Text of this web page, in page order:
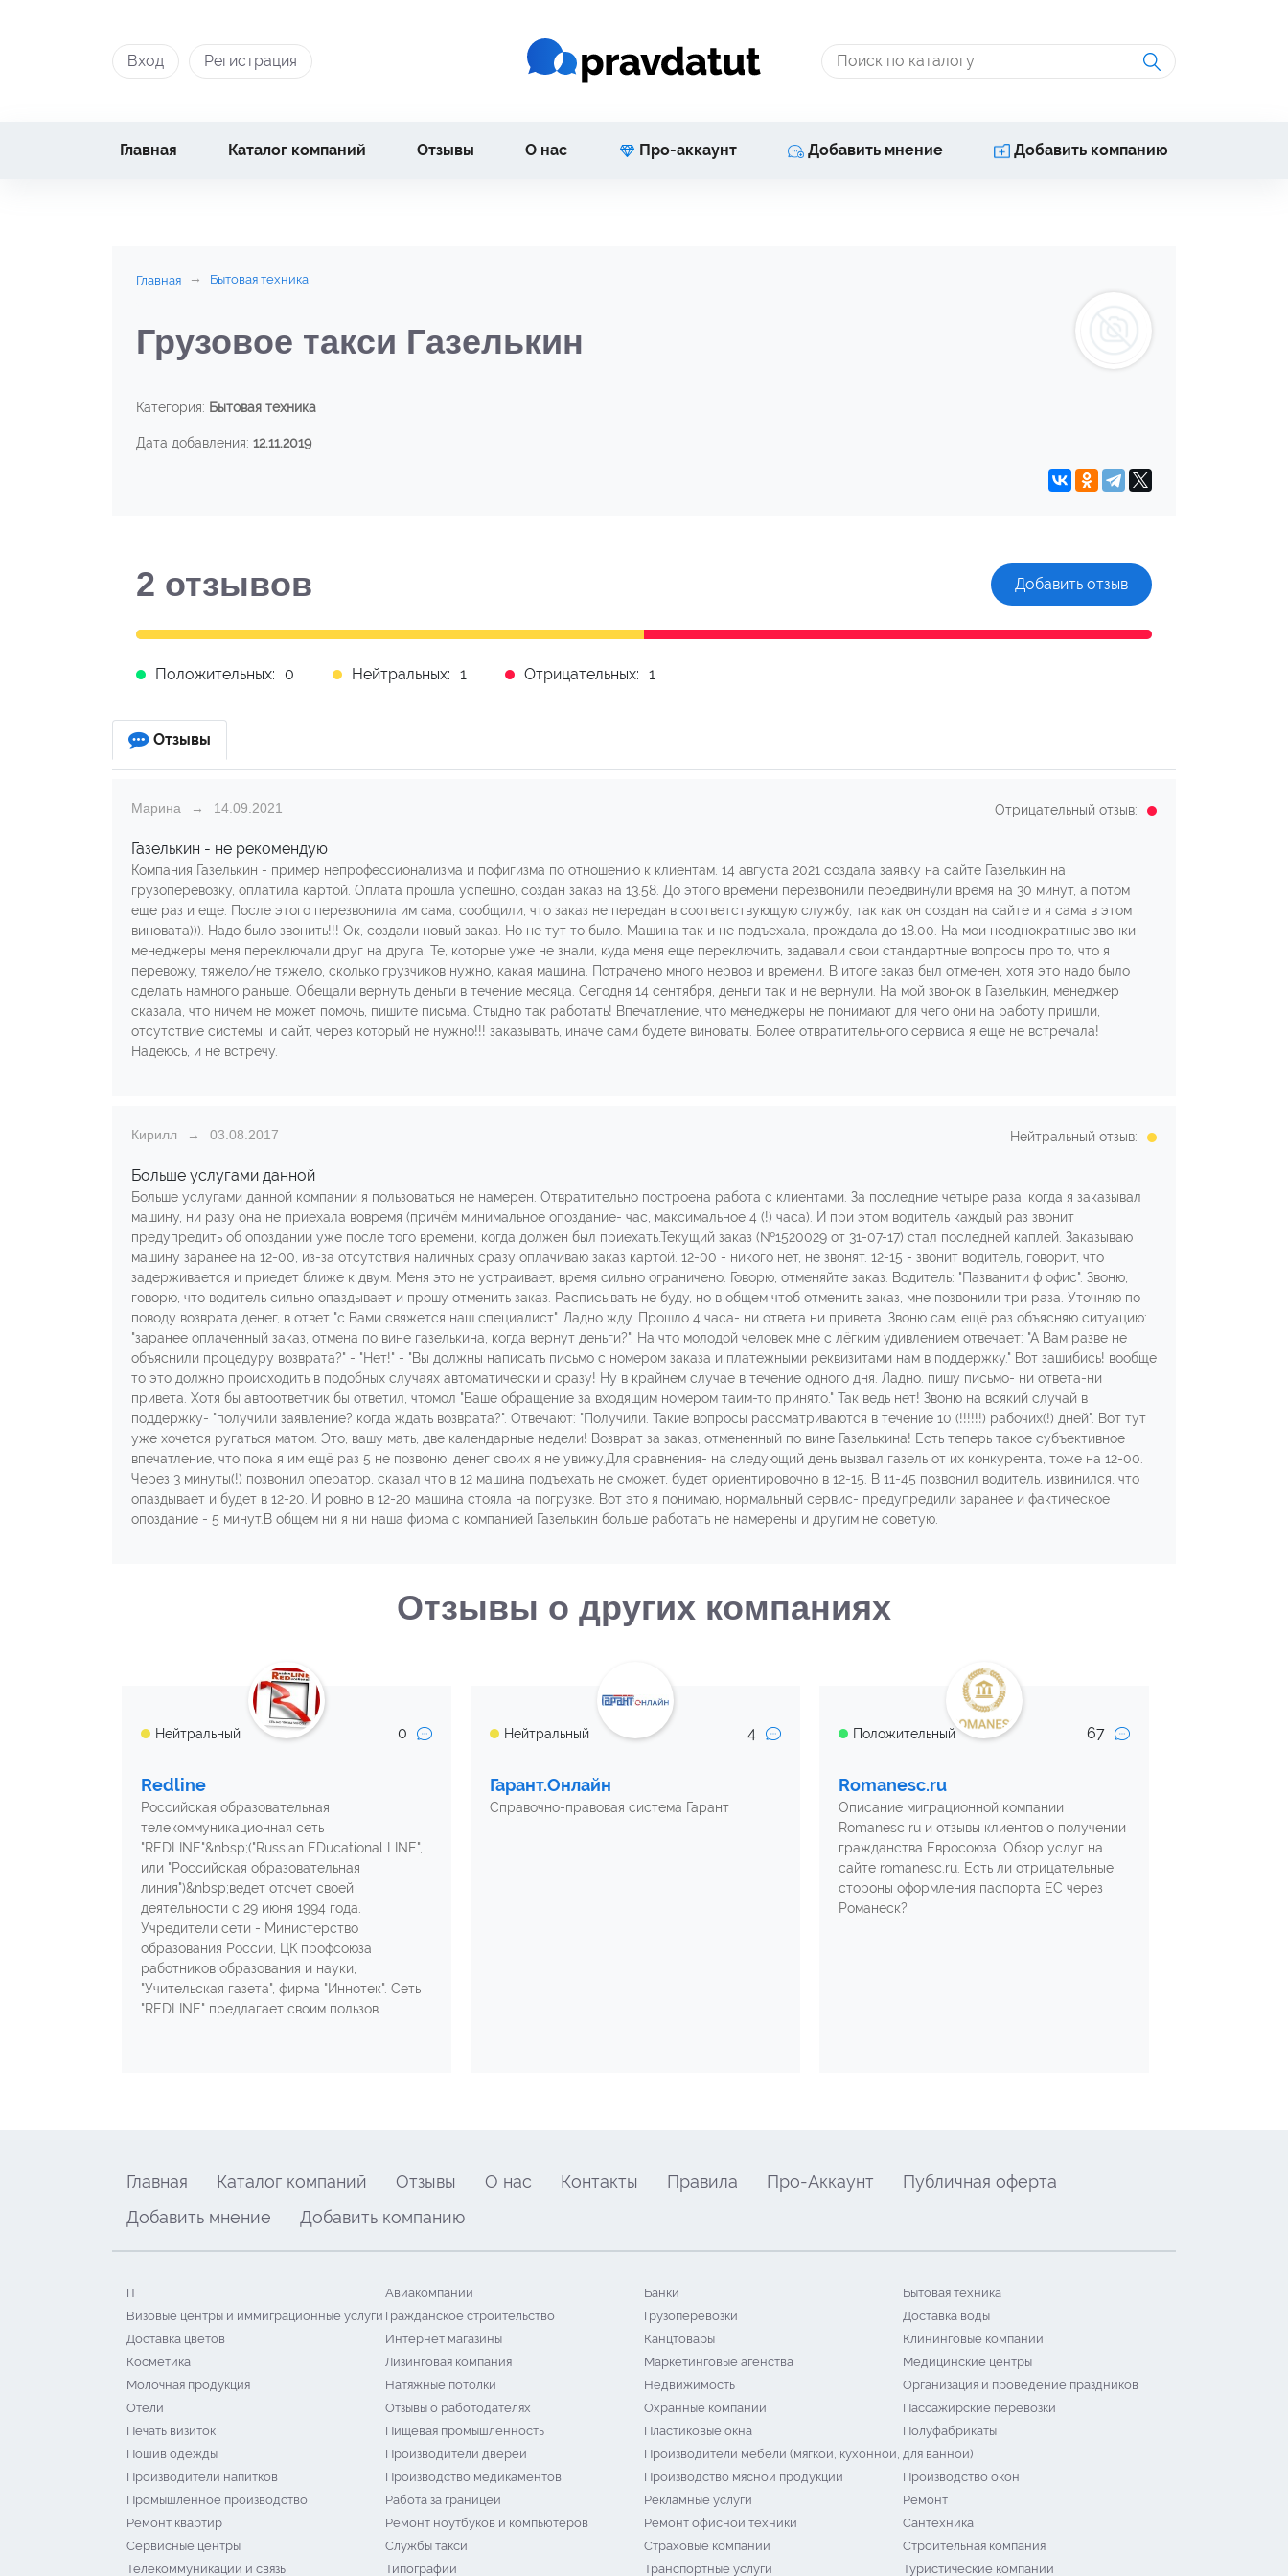
Вход Регистрация
Главная Каталог компаний Отзывы О нас Про-аккаунт Добавить мнение Добавить компанию
Главная Бытовая техника
Грузовое такси Газелькин
Категория: Бытовая техника
Дата добавления: 12.11.2019
2 отзывов Добавить отзыв
Положительных: 0 Нейтральных: 1 Отрицательных: 1
Отзывы
Марина 14.09.2021 Отрицательный отзыв:
Газелькин - не рекомендую
Компания Газелькин - пример непрофессионализма и пофигизма по отношению к клиентам. 14 августа 2021 создала заявку на сайте Газелькин на
грузоперевозку, оплатила картой. Оплата прошла успешно, создан заказ на 13.58. До этого времени перезвонили передвинули время на 30 минут, а потом
еще раз и еще. После этого перезвонила им сама, сообщили, что заказ не передан в соответствующую службу, так как он создан на сайте и я сама в этом
виновата))). Надо было звонить!!! Ок, создали новый заказ. Но не тут то было. Машина так и не подъехала, прождала до 18.00. На мои неоднократные звонки
менеджеры меня переключали друг на друга. Те, которые уже не знали, куда меня еще переключить, задавали свои стандартные вопросы про то, что я
перевожу, тяжело/не тяжело, сколько грузчиков нужно, какая машина. Потрачено много нервов и времени. В итоге заказ был отменен, хотя это надо было
сделать намного раньше. Обещали вернуть деньги в течение месяца. Сегодня 14 сентября, деньги так и не вернули. На мой звонок в Газелькин, менеджер
сказала, что ничем не может помочь, пишите письма. Стыдно так работать! Впечатление, что менеджеры не понимают для чего они на работу пришли,
отсутствие системы, и сайт, через который не нужно!!! заказывать, иначе сами будете виноваты. Более отвратительного сервиса я еще не встречала!
Надеюсь, и не встречу.
Кирилл 03.08.2017 Нейтральный отзыв:
Больше услугами данной
Больше услугами данной компании я пользоваться не намерен. Отвратительно построена работа с клиентами. За последние четыре раза, когда я заказывал
машину, ни разу она не приехала вовремя (причём минимальное опоздание- час, максимальное 4 (!) часа). И при этом водитель каждый раз звонит
предупредить об опоздании уже после того времени, когда должен был приехать.Текущий заказ (№1520029 от 31-07-17) стал последней каплей. Заказываю
машину заранее на 12-00, из-за отсутствия наличных сразу оплачиваю заказ картой. 12-00 - никого нет, не звонят. 12-15 - звонит водитель, говорит, что
задерживается и приедет ближе к двум. Меня это не устраивает, время сильно ограничено. Говорю, отменяйте заказ. Водитель: "Пазванити ф офис". Звоню,
говорю, что водитель сильно опаздывает и прошу отменить заказ. Расписывать не буду, но в общем чтоб отменить заказ, мне позвонили три раза. Уточняю по
поводу возврата денег, в ответ "с Вами свяжется наш специалист". Ладно жду. Прошло 4 часа- ни ответа ни привета. Звоню сам, ещё раз объясняю ситуацию:
"заранее оплаченный заказ, отмена по вине газелькина, когда вернут деньги?". На что молодой человек мне с лёгким удивлением отвечает: "А Вам разве не
объяснили процедуру возврата?" - "Нет!" - "Вы должны написать письмо с номером заказа и платежными реквизитами нам в поддержку." Вот зашибись! вообще
то это должно происходить в подобных случаях автоматически и сразу! Ну в крайнем случае в течение одного дня. Ладно. пишу письмо- ни ответа-ни
привета. Хотя бы автоответчик бы ответил, чтомол "Ваше обращение за входящим номером таим-то принято." Так ведь нет! Звоню на всякий случай в
поддержку- "получили заявление? когда ждать возврата?". Отвечают: "Получили. Такие вопросы рассматриваются в течение 10 (!!!!!!) рабочих(!) дней". Вот тут
уже хочется ругаться матом. Это, вашу мать, две календарные недели! Возврат за заказ, отмененный по вине Газелькина! Есть теперь такое субъективное
впечатление, что пока я им ещё раз 5 не позвоню, денег своих я не увижу.Для сравнения- на следующий день вызвал газель от их конкурента, тоже на 12-00.
Через 3 минуты(!) позвонил оператор, сказал что в 12 машина подъехать не сможет, будет ориентировочно в 12-15. В 11-45 позвонил водитель, извинился, что
опаздывает и будет в 12-20. И ровно в 12-20 машина стояла на погрузке. Вот это я понимаю, нормальный сервис- предупредили заранее и фактическое
опоздание - 5 минут.В общем ни я ни наша фирма с компанией Газелькин больше работать не намерены и другим не советую.
Отзывы о других компаниях
Нейтральный 0
Redline
Российская образовательная
телекоммуникационная сеть
"REDLINE"&nbsp;("Russian EDucational LINE",
или "Российская образовательная
линия")&nbsp;ведет отсчет своей
деятельности с 29 июня 1994 года.
Учредители сети - Министерство
образования России, ЦК профсоюза
работников образования и науки,
"Учительская газета", фирма "Иннотек". Сеть
"REDLINE" предлагает своим пользов
Нейтральный 4
Гарант.Онлайн
Справочно-правовая система Гарант
Положительный 67
Romanesc.ru
Описание миграционной компании
Romanesc ru и отзывы клиентов о получении
гражданства Евросоюза. Обзор услуг на
сайте romanesc.ru. Есть ли отрицательные
стороны оформления паспорта ЕС через
Романеск?
Главная Каталог компаний Отзывы О нас Контакты Правила Про-Аккаунт
Публичная оферта
Добавить мнение
Добавить компанию
IT Авиакомпании Банки
Бытовая техника
Визовые центры и иммиграционные услуги Гражданское строительство Грузоперевозки
Доставка воды
Доставка цветов
Интернет магазины Канцтовары
Клининговые компании
Косметика
Лизинговая компания Маркетинговые агенства
Медицинские центры
Молочная продукция
Натяжные потолки Недвижимость
Организация и проведение праздников
Отели
Отзывы о работодателях Охранные компании
Пассажирские перевозки
Печать визиток
Пищевая промышленность Пластиковые окна
Полуфабрикаты
Пошив одежды
Производители дверей
Производители мебели (мягкой, кухонной, для ванной)
Производители напитков
Производство медикаментов Производство мясной продукции
Производство окон
Промышленное производство
Работа за границей Рекламные услуги
Ремонт
Ремонт квартир
Ремонт ноутбуков и компьютеров Ремонт офисной техники
Сантехника
Сервисные центры
Службы такси Страховые компании
Строительная компания
Телекоммуникации и связь
Типографии Транспортные услуги Туристические компании